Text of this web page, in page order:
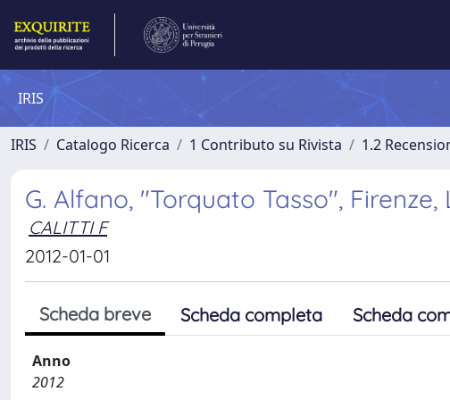
IRIS
IRIS Catalogo Ricerca 1 Contributo su Rivista 1.2
G. Alfano, "Torquato Tasso",
CALITTI F
2012-01-01
Scheda breve Scheda completa Scheda
Anno
2012